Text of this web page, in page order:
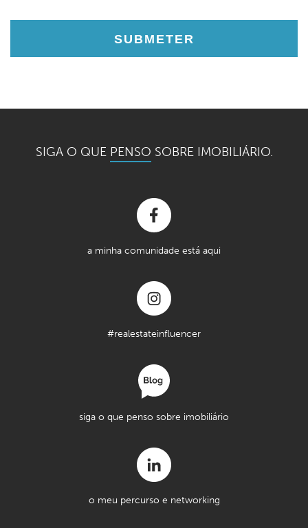
SIGA O QUE PENSO SOBRE IMOBILIÁRIO.
a minha comunidade está aqui
#realestateinfluencer
siga o que penso sobre imobiliário
o meu percurso e networking